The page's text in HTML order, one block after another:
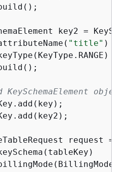
key2 =
"title" )
KeySchemaElement
request =